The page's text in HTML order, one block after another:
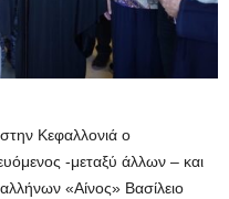
Κεφαλλονιά ο
-μεταξύ άλλων – και
«Αίνος» Βασίλειο